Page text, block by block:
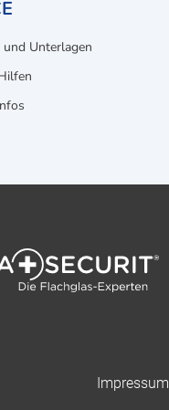
und Unterlagen
Impressum